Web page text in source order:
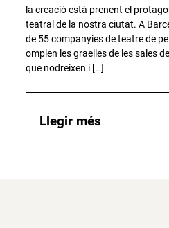
la creació està prenent el
teatral de la nostra ciutat. A
de 55 companyies de teatre de
omplen les graelles de les sales
que nodreixen i […]
Llegir més